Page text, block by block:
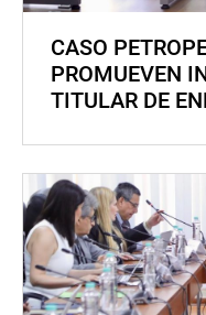
CASO
PROMUEVEN
TITULAR DE